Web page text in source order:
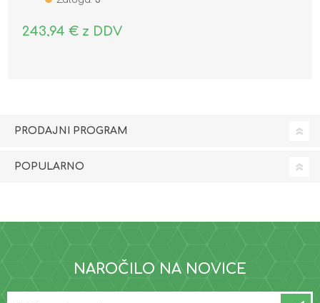
243,94 € z DDV
PRODAJNI PROGRAM
POPULARNO
NAROČILO NA NOVICE